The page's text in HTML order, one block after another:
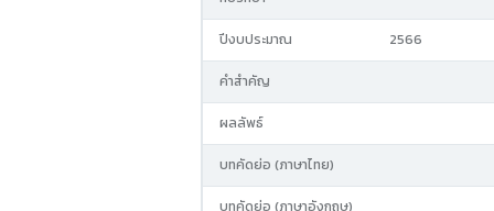
ปีงบประมาณ 2566
คำสำคัญ
ผลลัพธ์
บทคัดย่อ (ภาษาไทย)
บทคัดย่อ (ภาษาอังกฤษ)